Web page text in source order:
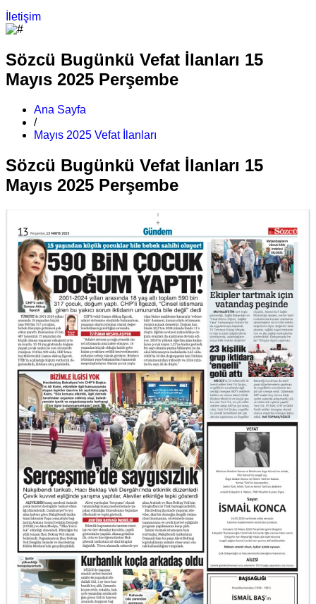
İletişim
Sözcü Bugünkü Vefat İlanları 15
Mayıs 2025 Perşembe
Ana Sayfa
/
Mayıs 2025 Vefat İlanları
Sözcü Bugünkü Vefat İlanları 15
Mayıs 2025 Perşembe